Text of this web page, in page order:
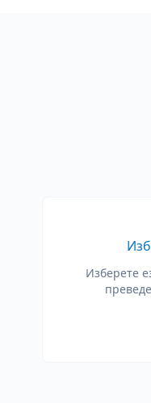
Изберете